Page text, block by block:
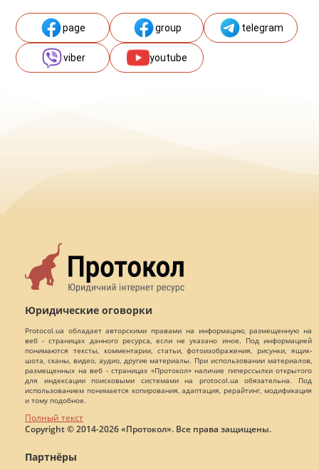
page group telegram
viber youtube
Юридические оговорки
Protocol.ua обладает авторскими правами на информацию, размещенную на
веб - страницах данного ресурса, если не указано иное. Под информацией
понимаются тексты, комментарии, статьи, фотоизображения, рисунки, ящик-
шота, сканы, видео, аудио, другие материалы. При использовании материалов,
размещенных на веб - страницах «Протокол» наличие гиперссылки открытого
для индексации поисковыми системами на protocol.ua обязательна. Под
использованием понимается копирования, адаптация, рерайтинг, модификация
и тому подобное.
Полный текст
Copyright © 2014-2026 «Протокол». Все права защищены.
Партнёры